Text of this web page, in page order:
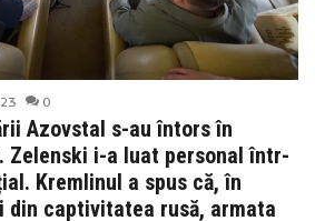
0
Azovstal s-au întors în
Zelenski i-a luat personal într-
Kremlinul a spus că, în
captivitatea rusă, armata